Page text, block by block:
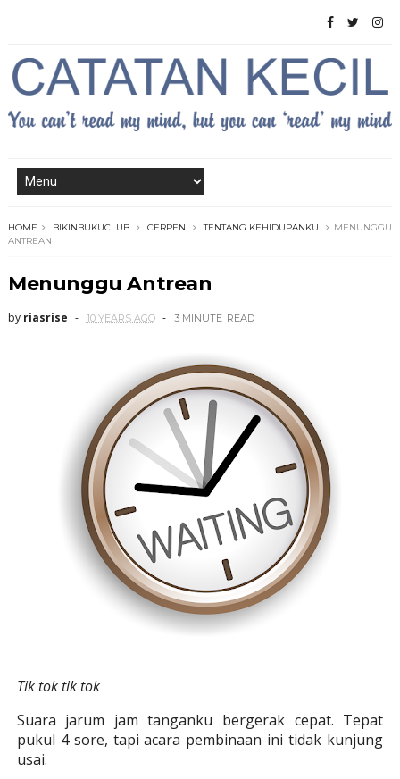
HOME BIKINBUKUCLUB CERPEN TENTANG KEHIDUPANKU
MENUNGGU
ANTREAN
Menunggu Antrean
by riasrise 10 YEARS AGO 3 MINUTE READ
Tik tok tik tok
Suara jarum jam tanganku bergerak cepat. Tepat
pukul 4 sore, tapi acara pembinaan ini tidak kunjung
usai.